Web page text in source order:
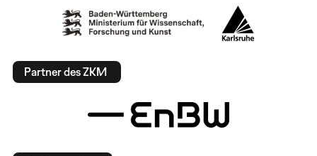
Partner des ZKM